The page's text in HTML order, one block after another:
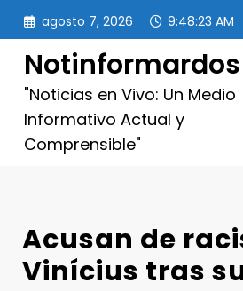
Saltar
contenido
agosto 7, 2026 9:48:24 AM
Notinformardos
"Noticias en Vivo: Un Medio
Informativo Actual y
Comprensible"
Acusan de
Vinícius tras